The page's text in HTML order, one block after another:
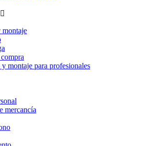

montaje
montaje para profesionales
mercancía